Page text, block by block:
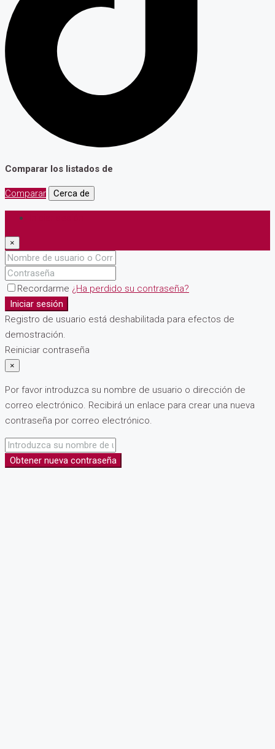
Comparar los listados de
Comparar Cerca de
×
Recordarme ¿Ha perdido su contraseña?
Iniciar sesión
Registro de usuario está deshabilitada para efectos de
demostración.
Reiniciar contraseña
×
Por favor introduzca su nombre de usuario o dirección de
correo electrónico. Recibirá un enlace para crear una nueva
contraseña por correo electrónico.
Obtener nueva contraseña